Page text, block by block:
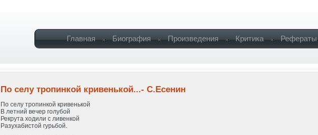
Главная Биография Произведения Критика Рефераты
По селу тропинкой кривенькой...- С.Есенин
По селу тропинкой кривенькой
В летний вечер голубой
Рекрута ходили с ливенкой
Разухабистой гурьбой.